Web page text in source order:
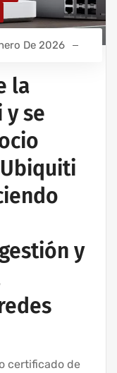
De 2026
la
y se
y
certificado de